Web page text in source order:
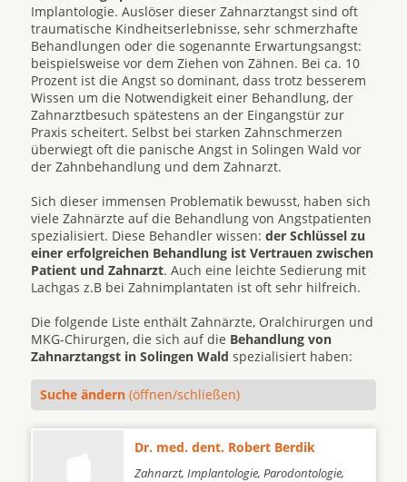
Implantologie. Auslöser dieser Zahnarztangst sind oft
traumatische Kindheitserlebnisse, sehr schmerzhafte
Behandlungen oder die sogenannte Erwartungsangst:
beispielsweise vor dem Ziehen von Zähnen. Bei ca. 10
Prozent ist die Angst so dominant, dass trotz besserem
Wissen um die Notwendigkeit einer Behandlung, der
Zahnarztbesuch spätestens an der Eingangstür zur
Praxis scheitert. Selbst bei starken Zahnschmerzen
überwiegt oft die panische Angst in Solingen Wald vor
der Zahnbehandlung und dem Zahnarzt.
Sich dieser immensen Problematik bewusst, haben sich
viele Zahnärzte auf die Behandlung von Angstpatienten
spezialisiert. Diese Behandler wissen: der Schlüssel zu
einer erfolgreichen Behandlung ist Vertrauen zwischen
Patient und Zahnarzt. Auch eine leichte Sedierung mit
Lachgas z.B bei Zahnimplantaten ist oft sehr hilfreich.
Die folgende Liste enthält Zahnärzte, Oralchirurgen und
MKG-Chirurgen, die sich auf die Behandlung von
Zahnarztangst in Solingen Wald spezialisiert haben:
Suche ändern (öffnen/schließen)
Dr. med. dent. Robert Berdik
Zahnarzt, Implantologie, Parodontologie,